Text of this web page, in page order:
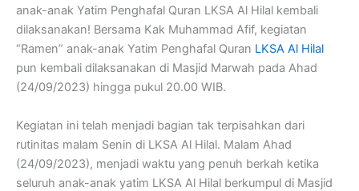
anak-anak Yatim Penghafal Quran LKSA Al Hilal kembali
dilaksanakan! Bersama Kak Muhammad Afif, kegiatan
“Ramen” anak-anak Yatim Penghafal Quran LKSA Al Hilal
pun kembali dilaksanakan di Masjid Marwah pada Ahad
(24/09/2023) hingga pukul 20.00 WIB.
Kegiatan ini telah menjadi bagian tak terpisahkan dari
rutinitas malam Senin di LKSA Al Hilal. Malam Ahad
(24/09/2023), menjadi waktu yang penuh berkah ketika
seluruh anak-anak yatim LKSA Al Hilal berkumpul di Masjid